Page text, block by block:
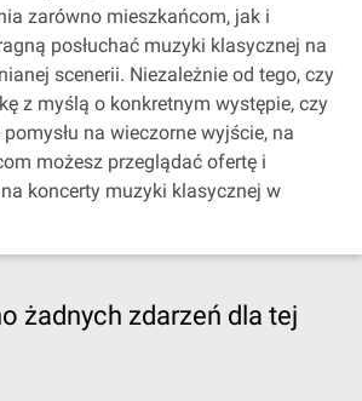
zarówno mieszkańcom, jak i
posłuchać muzyki klasycznej na
scenerii. Niezależnie od tego, czy
z myślą o konkretnym występie, czy
na wieczorne wyjście, na
możesz przeglądać ofertę i
koncerty muzyki klasycznej w
żadnych zdarzeń dla tej